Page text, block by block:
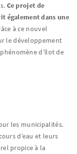
Ce projet de
également dans une
à ce nouvel
le développement
d’îlot de
les municipalités.
d’eau et leurs
propice à la